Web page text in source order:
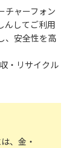
チャーフォン
んしてご利用
、安全性を高
・リサイクル
、金・